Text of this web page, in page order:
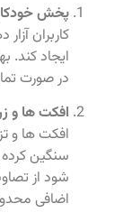
پخش
کاربران
ایجاد کند.
در صورت
افکت‌ ها و
افکت‌ ها و
سنگین
شود از
اضافی